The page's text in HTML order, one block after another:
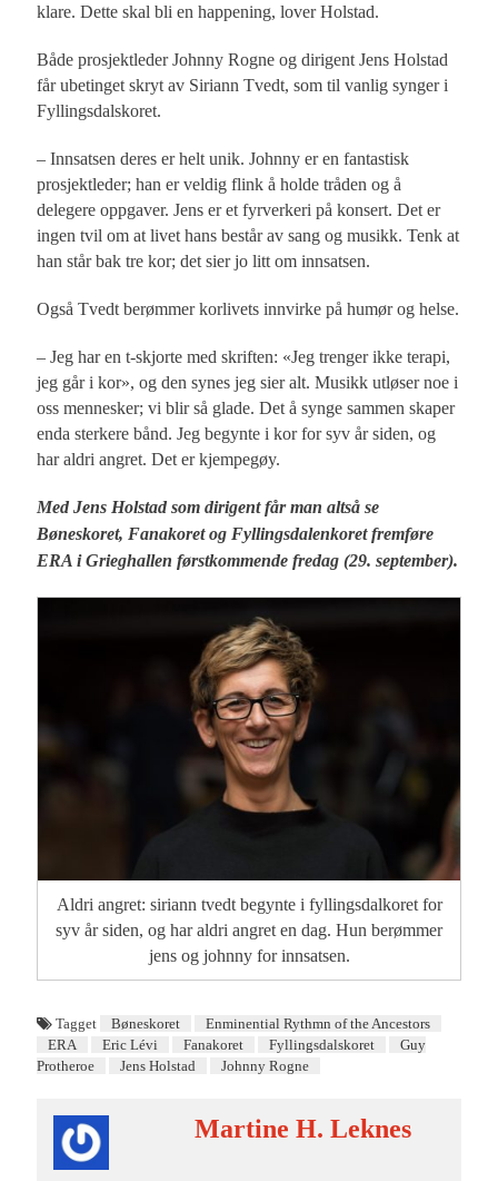
klare. Dette skal bli en happening, lover Holstad.
Både prosjektleder Johnny Rogne og dirigent Jens Holstad
får ubetinget skryt av Siriann Tvedt, som til vanlig synger i
Fyllingsdalskoret.
– Innsatsen deres er helt unik. Johnny er en fantastisk
prosjektleder; han er veldig flink å holde tråden og å
delegere oppgaver. Jens er et fyrverkeri på konsert. Det er
ingen tvil om at livet hans består av sang og musikk. Tenk at
han står bak tre kor; det sier jo litt om innsatsen.
Også Tvedt berømmer korlivets innvirke på humør og helse.
– Jeg har en t-skjorte med skriften: «Jeg trenger ikke terapi,
jeg går i kor», og den synes jeg sier alt. Musikk utløser noe i
oss mennesker; vi blir så glade. Det å synge sammen skaper
enda sterkere bånd. Jeg begynte i kor for syv år siden, og
har aldri angret. Det er kjempegøy.
Med Jens Holstad som dirigent får man altså se
Bøneskoret, Fanakoret og Fyllingsdalenkoret fremføre
ERA i Grieghallen førstkommende fredag (29. september).
Aldri angret: siriann tvedt begynte i fyllingsdalkoret for
syv år siden, og har aldri angret en dag. Hun berømmer
jens og johnny for innsatsen.
Tagget Bøneskoret
Enminential Rythmn of the Ancestors
ERA
Eric Lévi Fanakoret Fyllingsdalskoret
Guy
Protheroe
Jens Holstad Johnny Rogne
Martine H. Leknes